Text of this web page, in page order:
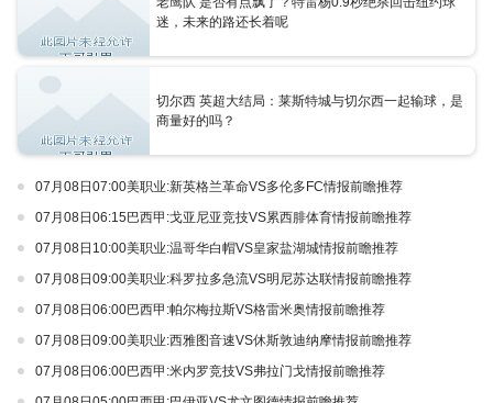
迷，未来的路还长着呢
切尔西 英超大结局：莱斯特城与切尔西一起输球，是
商量好的吗？
07月08日07:00美职业:新英格兰革命VS多伦多FC情报前瞻推荐
07月08日06:15巴西甲:戈亚尼亚竞技VS累西腓体育情报前瞻推荐
07月08日10:00美职业:温哥华白帽VS皇家盐湖城情报前瞻推荐
07月08日09:00美职业:科罗拉多急流VS明尼苏达联情报前瞻推荐
07月08日06:00巴西甲:帕尔梅拉斯VS格雷米奥情报前瞻推荐
07月08日09:00美职业:西雅图音速VS休斯敦迪纳摩情报前瞻推荐
07月08日06:00巴西甲:米内罗竞技VS弗拉门戈情报前瞻推荐